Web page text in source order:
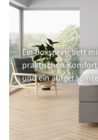
Ein Boxspringbett
praktischen
und ein